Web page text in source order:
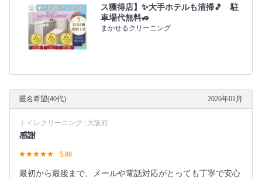
ス獲得店】✨大手ホテルも清掃🎵 駐
車場代無料🚙
まかせるクリーニング
匿名希望(40代) 2026年01月
トイレクリーニング | 大阪府
感謝
5.00
最初から最後まで、メールや電話対応がとっても丁寧で安心